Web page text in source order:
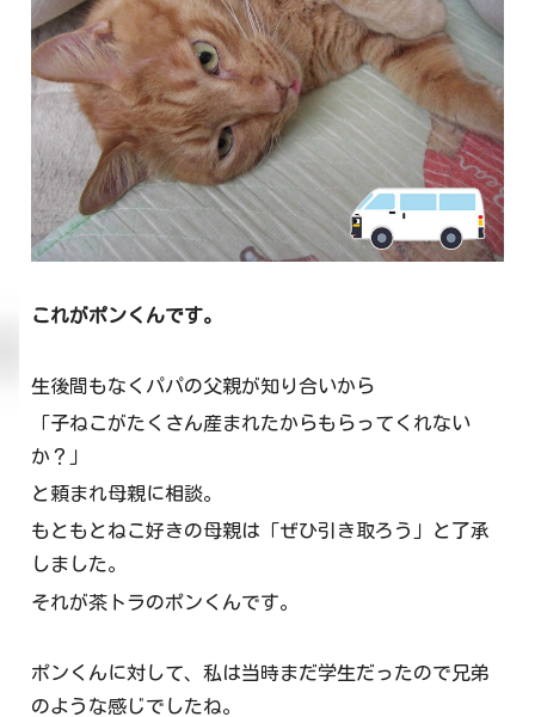
これがポンくんです。
生後間もなくパパの父親が知り合いから
「子ねこがたくさん産まれたからもらってくれない
か？」
と頼まれ母親に相談。
もともとねこ好きの母親は「ぜひ引き取ろう」と了承
しました。
それが茶トラのポンくんです。
ポンくんに対して、私は当時まだ学生だったので兄弟
のような感じでしたね。